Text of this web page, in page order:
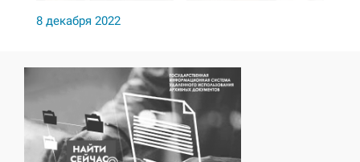
8 декабря 2022